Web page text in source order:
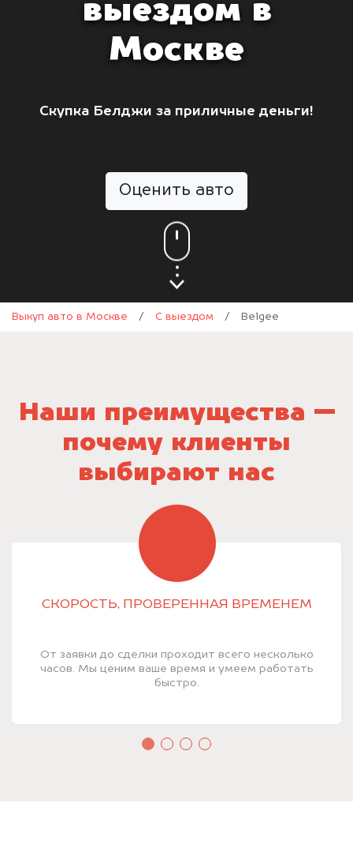
выездом в
Москве
Скупка Белджи за приличные деньги!
Оценить авто
Выкуп авто в Москве / С выездом / Belgee
Наши преимущества —
почему клиенты
выбирают нас
СКОРОСТЬ, ПРОВЕРЕННАЯ ВРЕМЕНЕМ
От заявки до сделки проходит всего несколько
часов. Мы ценим ваше время и умеем работать
быстро.